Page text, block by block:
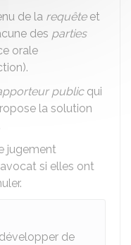
de la requêteet
des parties
orale
publicqui
la solution
jugement
si elles ont
de